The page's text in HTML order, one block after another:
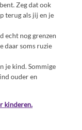
Zeg dat ook
terug als jij en je
echt nog grenzen
daar soms ruzie
je kind. Sommige
ouder en
kinderen.